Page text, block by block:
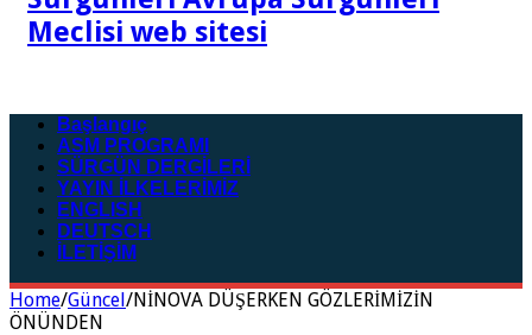
Meclisi web sitesi
Başlangıç
ASM PROGRAMI
SÜRGÜN DERGİLERİ
YAYIN İLKELERİMİZ
ENGLISH
DEUTSCH
İLETİŞİM
Home/Güncel/NİNOVA DÜŞERKEN GÖZLERİMİZİN
ÖNÜNDEN